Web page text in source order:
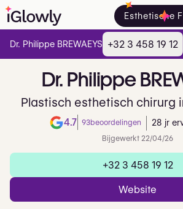
Esthetische
Dr. Philippe
Plastisch esthetisch chirurg
4.7 93beoordelingen
Note
28 jr
Bijgewerkt 22/04/26
+32 3 458 19 12
Website
Dr. Philippe BREWAEYS +32 3 458 19 12